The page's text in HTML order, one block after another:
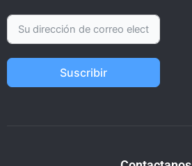
Suscribir